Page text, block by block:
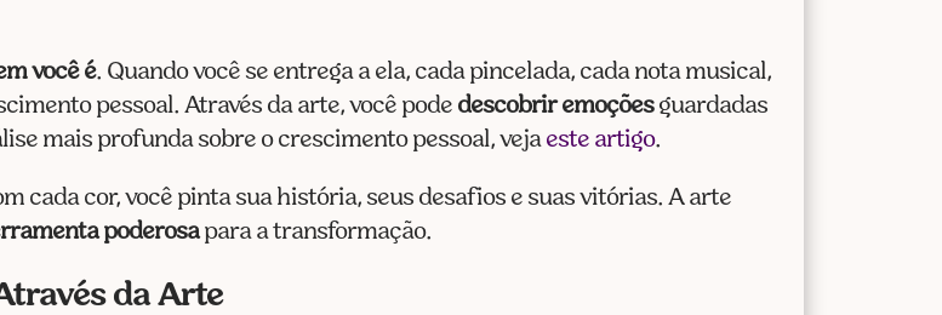
você é. Quando você se entrega a ela, cada pincelada, cada nota musical,
pessoal. Através da arte, você pode descobrir emoçõesguardadas
mais profunda sobre o crescimento pessoal, veja este artigo.
cada cor, você pinta sua história, seus desafios e suas vitórias. A arte
poderosapara a transformação.
da Arte